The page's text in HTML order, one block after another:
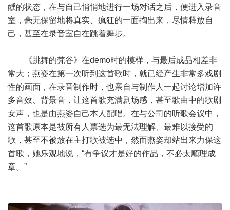
醺的状态，在与自己悄悄地进行一场对话之后，便进入录音
室，毫无保留地将真实、疯狂的一面掏出来，尽情释放自
己，甚至在录音室自在跳着舞步。
《跳舞的梵谷》在demo时的模样，与最后成品相差非
常大；燕姿在第一次听到这首歌时，就已经产生非常多戏剧
性的画面，在录音制作时，也亲自与制作人一起讨论增加许
多音效、背景音，让这首歌充满剧场感，甚至歌曲中的歌剧
女声，也是由燕姿自己本人配唱。在与公司的听歌会议中，
这首歌原本是被所有人票选为最无法理解、最难以接受的
歌，甚至不被放在主打歌被选中，然而燕姿却站出来力保这
首歌，她乐观地说，“有争议才是好的作品，不必太顺理成
章。”